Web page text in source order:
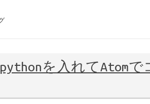
を入れてAtomで